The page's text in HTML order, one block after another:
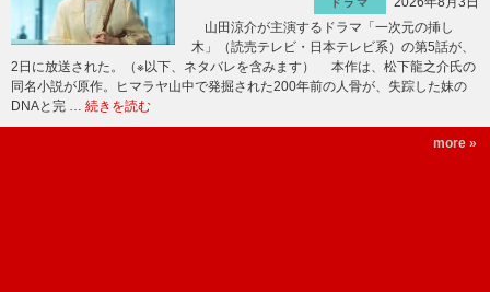
山田涼介が主演するドラマ「一次元の挿し
木」（読売テレビ・日本テレビ系）の第5話が、
2日に放送された。（※以下、ネタバレを含みます） 本作は、松下龍之介氏の
同名小説が原作。ヒマラヤ山中で発掘された200年前の人骨が、失踪した妹の
DNAと完 … 続きを読む
more »